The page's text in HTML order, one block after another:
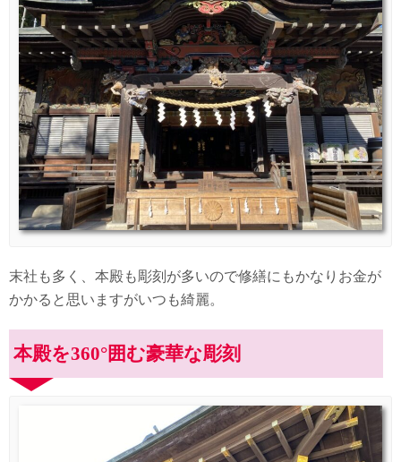
末社も多く、本殿も彫刻が多いので修繕にもかなりお金が
かかると思いますがいつも綺麗。
本殿を360°囲む豪華な彫刻